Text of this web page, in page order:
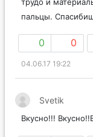
пальцы.
0 0
04.06.17 19:22
Svetik
Вкусно!!!